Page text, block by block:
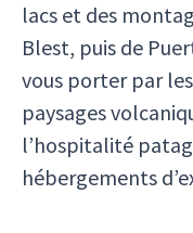
lacs et des
Blest, puis de
vous porter par
paysages
l’hospitalité
hébergements